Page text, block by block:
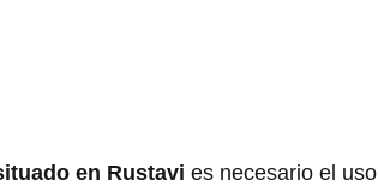
en Rustavi es necesario el uso